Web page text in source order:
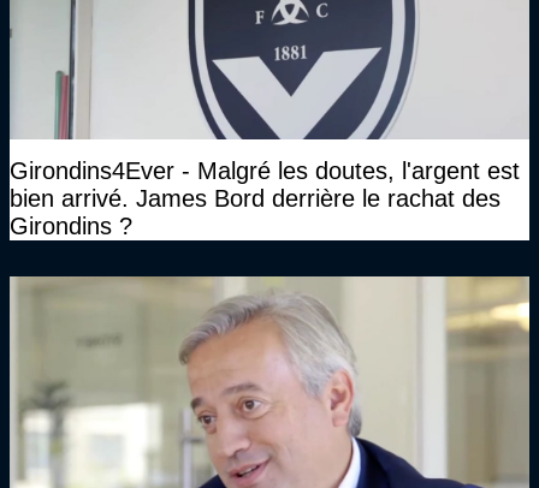
Girondins4Ever - Malgré les doutes, l'argent est
bien arrivé. James Bord derrière le rachat des
Girondins ?